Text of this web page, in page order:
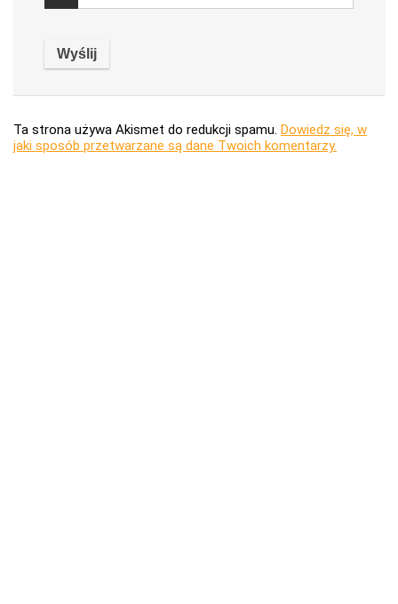
Ta strona używa Akismet do redukcji spamu. Dowiedz się, w
jaki sposób przetwarzane są dane Twoich komentarzy.